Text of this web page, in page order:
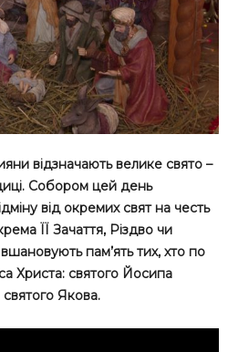
відзначають велике свято –
Собором цей день
від окремих свят на честь
ЇЇ Зaчaття, Різдво чи
пам’ять тих, хто по
Христа: святого Йосипа
Якова.